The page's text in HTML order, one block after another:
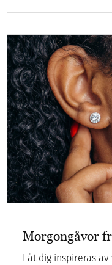
Morgongåvor
Låt dig inspireras